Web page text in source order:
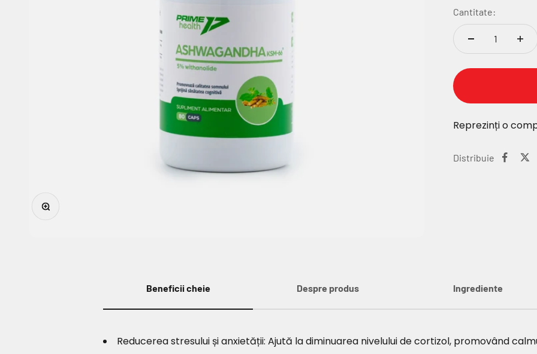
Mărește
Cantitate:
Reprezinți o
Distribuie
Beneficii cheie
Reducerea stresului și anxietății: Ajută la diminuarea nivelului de cortizol, promovând
Despre produs Ingrediente